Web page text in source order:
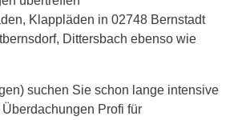
Klappläden in 02748 Bernstadt
Dittersbach ebenso wie
suchen Sie schon lange intensive
Profi für